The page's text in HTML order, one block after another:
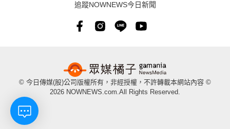
追蹤NOWNEWS今日新聞
© 今日傳媒(股)公司版權所有，非經授權，不許轉載本網站內容 ©
2026 NOWNEWS.com.All Rights Reserved.